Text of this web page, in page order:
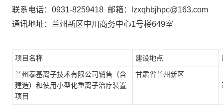
联系电话： 0931-8259418 邮箱：
lzxqhbjhpc@163.com
通讯地址：兰州新区中川商务中心1号楼649室
项目名称 建设地点
兰州泰基离子技术有限公司销售（含
建造）和使用小型化重离子治疗装置
项目
甘肃省兰州新区